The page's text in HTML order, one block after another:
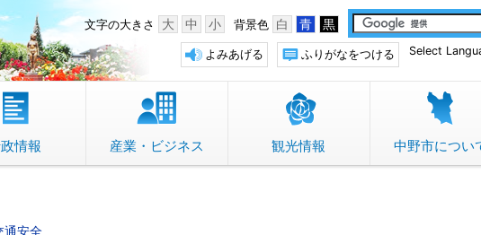
郷」のふるさと 背景色 白 青 黒
文字の大きさ 大 中 小
Select
ふりがなをつける
よみあげる
情報 産業・ビジネス 観光情報 中野市につい
通安全